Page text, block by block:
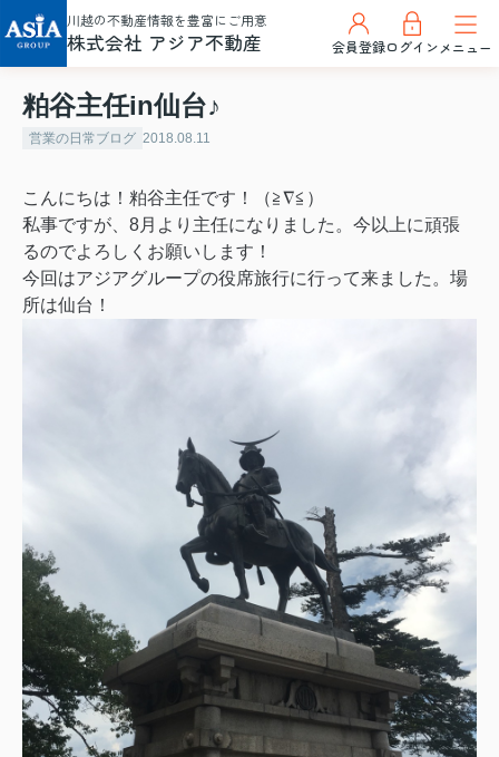
川越の不動産情報を豊富にご用意
株式会社 アジア不動産 会員登録ログインメニュー
粕谷主任in仙台♪
営業の日常ブログ 2018.08.11
こんにちは！粕谷主任です！（≧∇≦）
私事ですが、8月より主任になりました。今以上に頑張
るのでよろしくお願いします！
今回はアジアグループの役席旅行に行って来ました。場
所は仙台！